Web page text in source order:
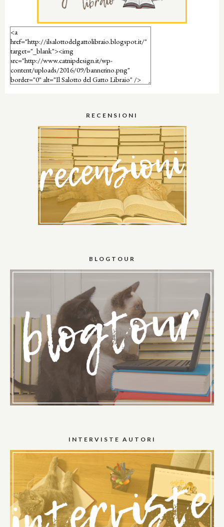
RECENSIONI
BLOGTOUR
INTERVISTE AUTORI